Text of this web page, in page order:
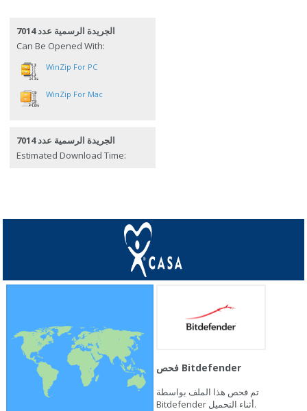
الجريدة الرسمية عدد 7014
Can Be Opened With:
WinZip For PC
WinZip For Mac
الجريدة الرسمية عدد 7014
Estimated Download Time:
فحص Bitdefender
تم فحص هذا الملف بواسطة
Bitdefender أثناء التحميل.